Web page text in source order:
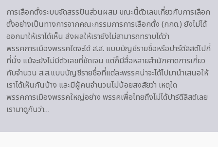
การเลือกตั้งระบบจัดสรรปันส่วนผสม ขณะนี้ตัวเลขเกี่ยวกับการเลือก
ตั้งอย่างเป็นทางการจากคณะกรรมการการเลือกตั้ง (กกต.) ยังไม่ได้
ออกมาให้เราได้เห็น ส่งผลให้เรายังไม่สามารถทราบได้ว่า
พรรคการเมืองพรรคใดจะได้ ส.ส. แบบบัญชีรายชื่อหรือปาร์ตีลิสต์ไปกี่
ที่นั่ง แม้จะยังไม่มีตัวเลขที่ชัดเจน แต่ก็มีสื่อหลายสำนักคาดการเกี่ยว
กับจำนวน ส.ส.แบบบัญชีรายชื่อที่แต่ละพรรคน่าจะได้ไปมานำเสนอให้
เราได้เห็นกันบ้าง และมีผู้คนจำนวนไม่น้อยสงสัยว่า เหตุใด
พรรคการเมืองพรรคใหญ่อย่าง พรรคเพื่อไทยถึงไม่ได้ปาร์ตีลิสต์เลย
เรามาดูกันว่า…